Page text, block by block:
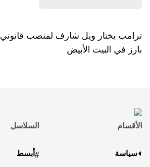
ترامب يختار ويل شارف لمنصب قانوني
بارز في البيت الأبيض
الأقسام
سياسة
السلاسل
# أبسط